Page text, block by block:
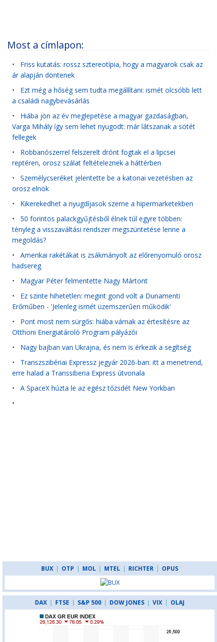
Most a címlapon:
• Friss kutatás: rossz sztereotípia, hogy a magyarok csak az
ár alapján döntenek
• Ezt még a hőség sem tudta megállítani: ismét olcsóbb lett
a családi nagybevásárlás
• Hiába jön az év meglepetése a magyar gazdaságban,
Varga Mihály így sem lehet nyugodt: már látszanak a sötét
fellegek
• Robbanószerrel felszerelt drónt fogtak el a lipcsei
reptéren, orosz szálat feltételeznek a háttérben
• Személycseréket jelentette be a katonai vezetésben az
orosz elnök
• Kikerekedhet a nyugdíjasok szeme a hipermarketekben
• 50 forintos palackgyűjtésből élnek túl egyre többen:
tényleg a visszaváltási rendszer megszüntetése lenne a
megoldás?
• Amerikai rakétákat is zsákmányolt az előrenyomuló orosz
hadsereg
• Magyar Péter felmentette Nagy Mártont
• Ez szinte hihetetlen: megint gond volt a Dunamenti
Erőműben - 'Jelenleg ismét üzemszerűen működik'
• Pont most nem sürgős: hiába várnak az értesítésre az
Otthoni Energiatároló Program pályázói
• Nagy bajban van Ukrajna, és nem is érkezik a segítség
• Transzszibériai Expressz jegyár 2026-ban: itt a menetrend,
erre halad a Transsiberia Express útvonala
• A SpaceX húzta le az egész tőzsdét New Yorkban
•
BUX | OTP | MOL | MTEL | RICHTER | OPUS
DAX | FTSE | S&P 500 | DOW JONES | VIX | OLAJ